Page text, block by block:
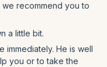
recommend you to
a little bit.
immediately. He is well
you or to take the